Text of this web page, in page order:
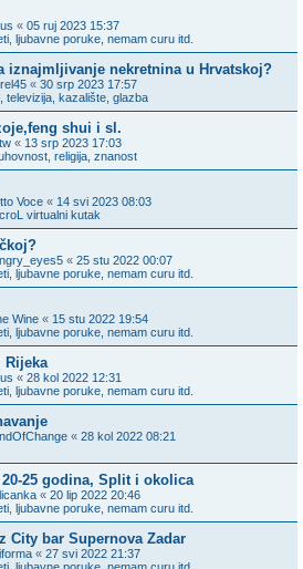
« 05 ruj 2023 15:37
ljubavne poruke, nemam curu itd.
iznajmljivanje nekretnina u Hrvatskoj?
« 30 srp 2023 17:57
televizija, kazalište, glazba
shui i sl.
« 13 srp 2023 17:03
religija, znanost
Voce « 14 svi 2023 08:03
virtualni kutak
« 25 stu 2022 00:07
ljubavne poruke, nemam curu itd.
Wine « 15 stu 2022 19:54
ljubavne poruke, nemam curu itd.
Rijeka
« 28 kol 2022 12:31
ljubavne poruke, nemam curu itd.
« 28 kol 2022 08:21
25 godina, Split i okolica
« 20 lip 2022 20:46
ljubavne poruke, nemam curu itd.
City bar Supernova Zadar
« 27 svi 2022 21:37
ljubavne poruke, nemam curu itd.